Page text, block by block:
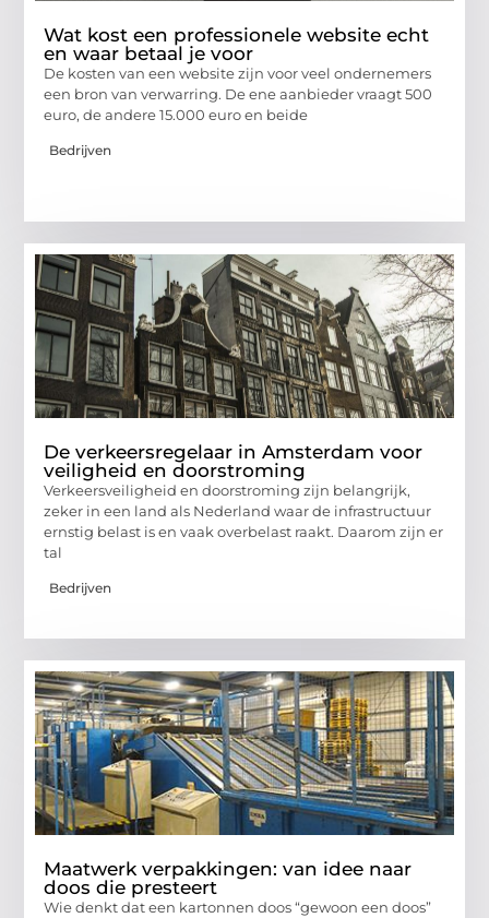
Wat kost een professionele website echt
en waar betaal je voor
De kosten van een website zijn voor veel ondernemers
een bron van verwarring. De ene aanbieder vraagt 500
euro, de andere 15.000 euro en beide
Bedrijven
De verkeersregelaar in Amsterdam voor
veiligheid en doorstroming
Verkeersveiligheid en doorstroming zijn belangrijk,
zeker in een land als Nederland waar de infrastructuur
ernstig belast is en vaak overbelast raakt. Daarom zijn er
tal
Bedrijven
Maatwerk verpakkingen: van idee naar
doos die presteert
Wie denkt dat een kartonnen doos “gewoon een doos”